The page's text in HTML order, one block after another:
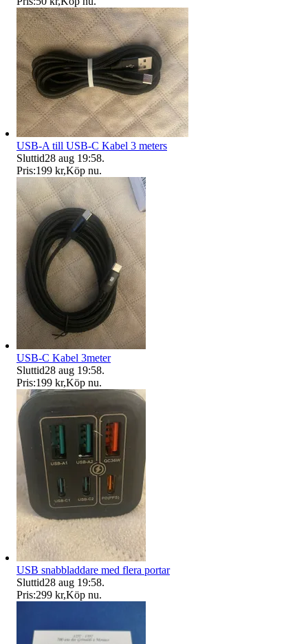
USB-A till USB-C Kabel 3 meters
Sluttid28 aug 19:58.
Pris:199 kr,Köp nu.
USB-C Kabel 3meter
Sluttid28 aug 19:58.
Pris:199 kr,Köp nu.
USB snabbladdare med flera portar
Sluttid28 aug 19:58.
Pris:299 kr,Köp nu.